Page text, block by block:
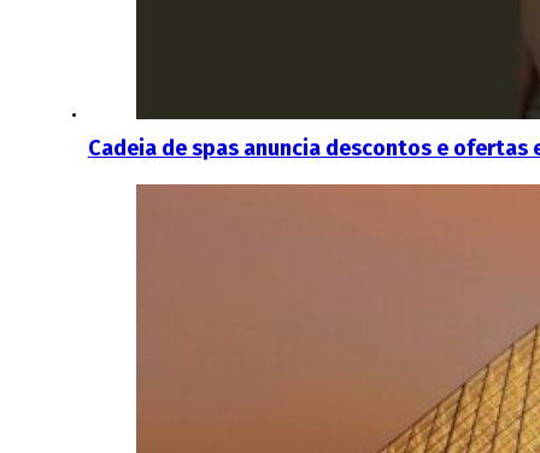
Cadeia de spas anuncia descontos e ofertas